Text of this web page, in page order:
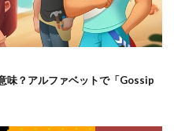
味？アルファベットで「Gossip